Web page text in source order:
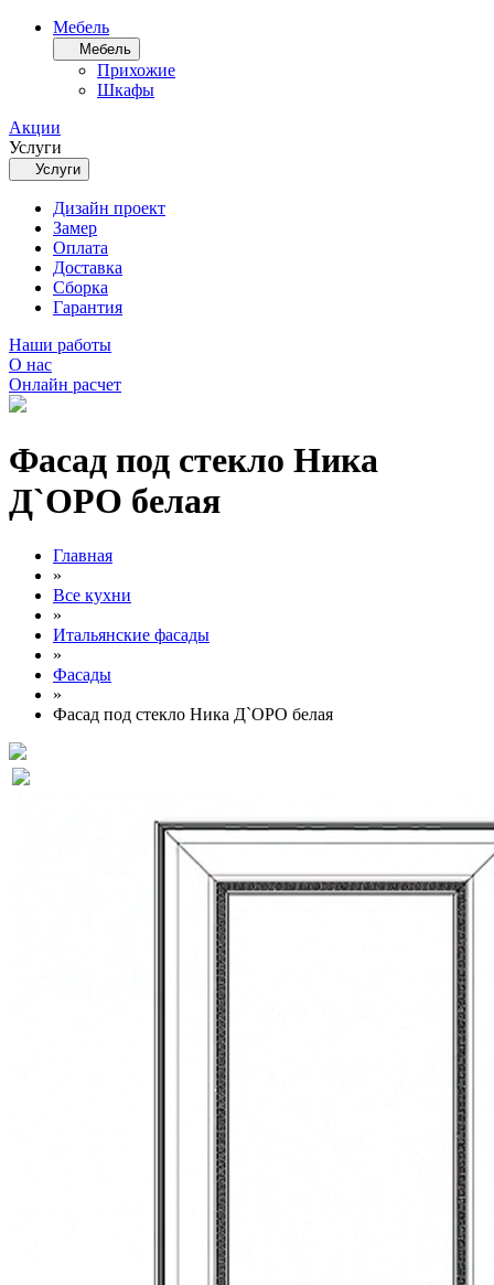
Мебель
Мебель
Прихожие
Шкафы
Акции
Услуги
Услуги
Дизайн проект
Замер
Оплата
Доставка
Сборка
Гарантия
Наши работы
О нас
Онлайн расчет
Фасад под стекло Ника
Д`ОРО белая
Главная
»
Все кухни
»
Итальянские фасады
»
Фасады
»
Фасад под стекло Ника Д`ОРО белая